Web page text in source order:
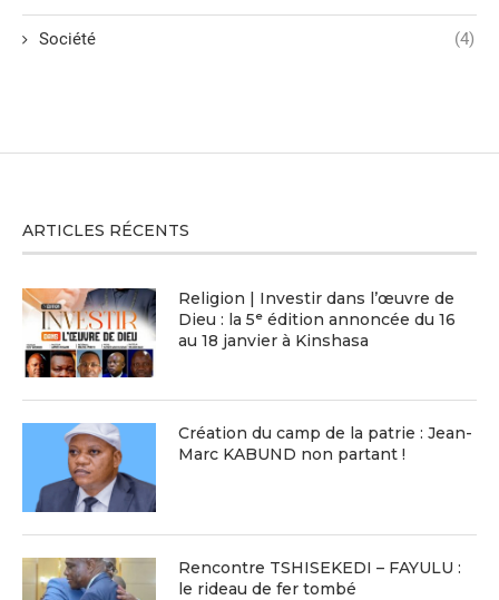
Société (4)
ARTICLES RÉCENTS
Religion | Investir dans l’œuvre de
Dieu : la 5ᵉ édition annoncée du 16
au 18 janvier à Kinshasa
Création du camp de la patrie : Jean-
Marc KABUND non partant !
Rencontre TSHISEKEDI – FAYULU :
le rideau de fer tombé